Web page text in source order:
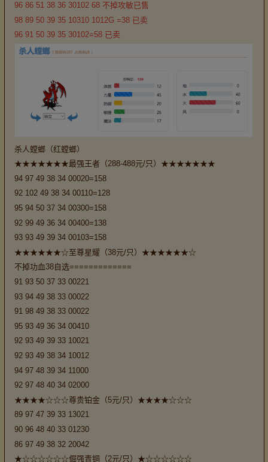
96 86 51 38 36 30102 68 不掉攻敏已售
98 89 50 39 35 10310 1012G =38 已卖
96 91 50 39 35 30102=58 已卖
杀人螳螂（红螳螂）
★★★★★★★最强王者（288-488元/只）★★★★★★★
94 97 49 38 34 00020=158
92 102 49 38 34 00110=128
95 94 50 37 34 00300=158
92 99 49 36 34 00400=138
93 93 49 39 34 00103=158
★★★★★★☆至尊星耀（38元/只）★★★★★★☆
不掉功血38自选=============
91 93 50 37 33 00221
93 94 49 38 33 00022
91 98 49 38 33 00022
95 93 49 36 34 00410
92 93 49 39 33 10021
92 93 49 38 34 10012
94 97 48 39 34 11000
92 97 48 40 34 02000
★★★★☆☆☆尊贵铂金（5元/只）★★★★☆☆☆
89 97 47 39 33 13021
90 96 48 40 33 01230
86 97 49 38 32 20042
★☆☆☆☆☆☆倔强青铜（2元/只）★☆☆☆☆☆☆